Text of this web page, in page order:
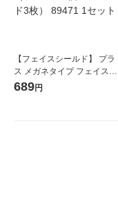
【フェイスシールド】 プラ
ス メガネタイプ フェイスシ
ールド（フレーム1個＋シー
689円